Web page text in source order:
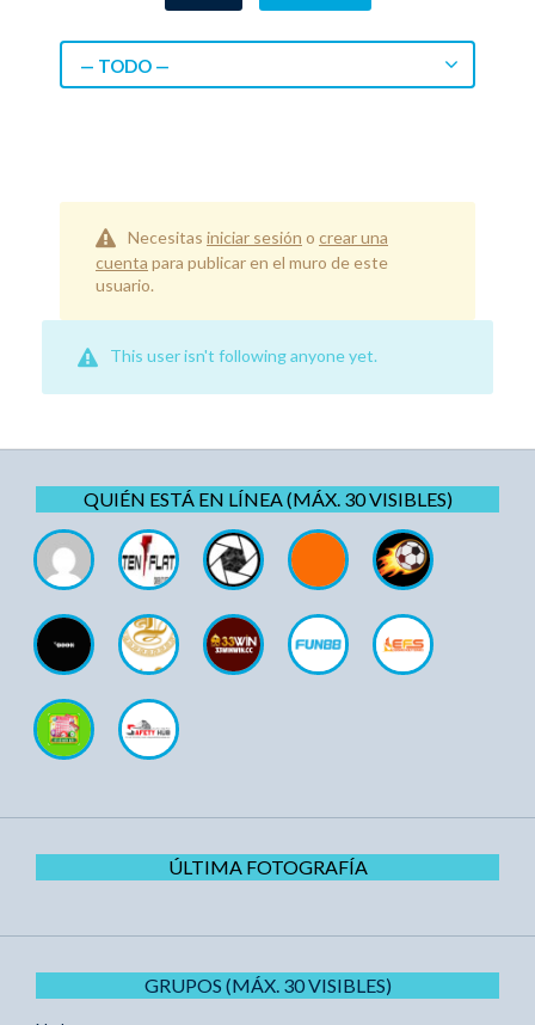
— TODO —
Necesitas iniciar sesión o crear una
cuenta para publicar en el muro de este
usuario.
This user isn't following anyone yet.
QUIÉN ESTÁ EN LÍNEA (MÁX. 30 VISIBLES)
ÚLTIMA FOTOGRAFÍA
GRUPOS (MÁX. 30 VISIBLES)